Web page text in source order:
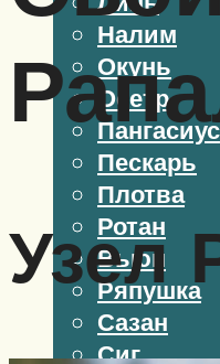
Налим
Окунь
Осетр
Пангасиус
Пескарь
Плотва
Ротан
Вьюн
Ряпушка
Сазан
Сиг
Узел